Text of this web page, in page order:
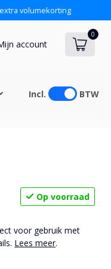
volumekorting
account
0
Incl. BTW
In winkelwagen
Op voorraad
voor gebruik met
Lees meer.